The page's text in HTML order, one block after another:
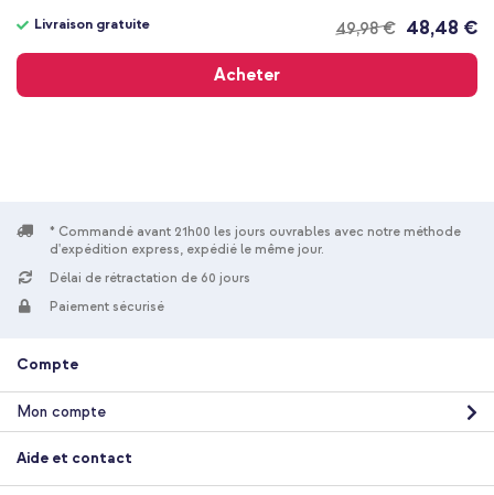
49,98 €
Livraison gratuite 48,48 €
Acheter
gratuite
* Commandé avant 21h00 les jours ouvrables avec notre méthode
d'expédition express, expédié le même jour.
Délai de rétractation de 60 jours
Paiement sécurisé
Compte
Mon compte
Aide et contact